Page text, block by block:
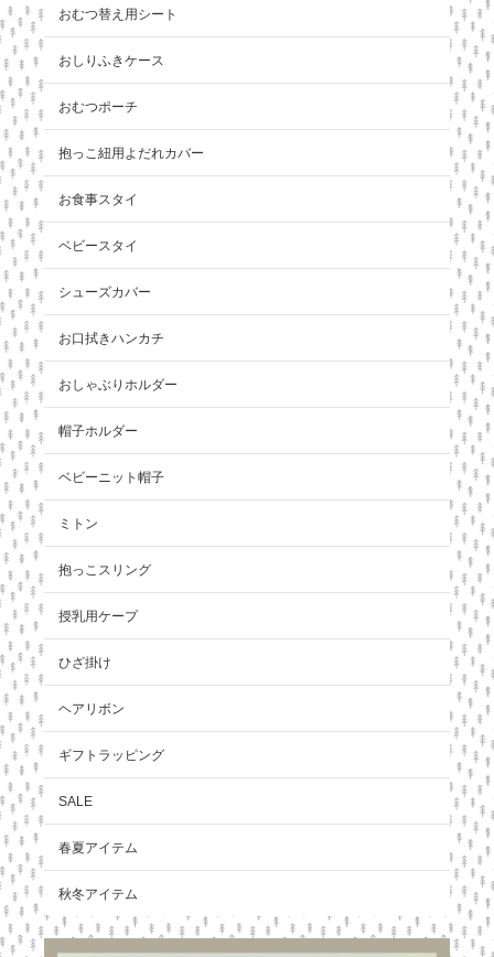
おむつ替え用シート
おしりふきケース
おむつポーチ
抱っこ紐用よだれカバー
お食事スタイ
ベビースタイ
シューズカバー
お口拭きハンカチ
おしゃぶりホルダー
帽子ホルダー
ベビーニット帽子
ミトン
抱っこスリング
授乳用ケープ
ひざ掛け
ヘアリボン
ギフトラッピング
SALE
春夏アイテム
秋冬アイテム